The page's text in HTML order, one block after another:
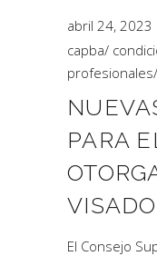
abril 24, 2023
capba/
profesionales/
PARA
El Consejo